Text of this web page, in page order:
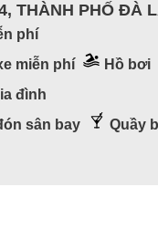
THÀNH PHỐ ĐÀ
phí
miễn phí
Hồ bơi
đình
sân bay
Quầy